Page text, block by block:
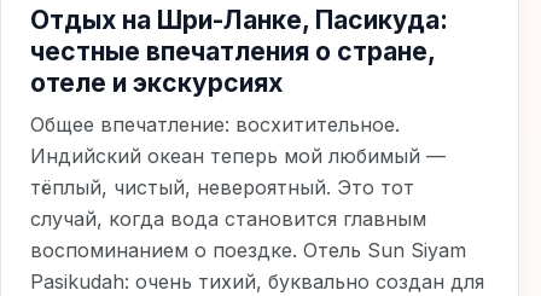
Отдых на Шри-Ланке, Пасикуда:
честные впечатления о стране,
отеле и экскурсиях
Общее впечатление: восхитительное.
Индийский океан теперь мой любимый —
тёплый, чистый, невероятный. Это тот
случай, когда вода становится главным
воспоминанием о поездке. Отель Sun Siyam
Pasikudah: очень тихий, буквально создан для